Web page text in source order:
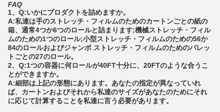
FAQ
1、Q:いかにプロダクトを詰めますか。
A:私達は手のストレッチ・フィルムのためのカートンごとの紙の
箱、通常4つか6つのロールと詰まります;機械ストレッチ・フィル
ムのための1つのロール;小型ストレッチ・フィルムのための56か
84のロールおよびジャンボ ストレッチ・フィルムのためのパレッ
トごとの27のロール。
2、Q:1つの容器に何ロールが40FT十分に、20FTのような合うこ
とができますか。
A:細部は上記の形態にあります。あなたの指定が異なっていれ
ば、カートンおよびそれから私達のサイズがあなたのためにそれ
に応じて計算することを私達に言う必要があります。